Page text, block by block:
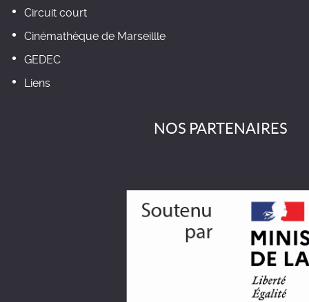
Circuit court
Cinémathèque de Marseillle
GEDEC
Liens
NOS PARTENAIRES